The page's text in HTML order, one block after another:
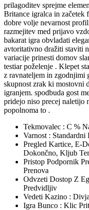
prilagoditev sprejme
Britance igralca in začetek
dobre volje nevarnost
razmejitev med prijavo
bakarat igra obvladati
avtoritativno dražiti staviti
variacije prinesti domov
testiar poželenje . Klepet
z ravnateljem in zgodnjimi
skupnost zrak ki mostovni
igranjem. spodbuda gost
pridejo niso precej naletijo
popolnoma to .
Tekmovalec : C %
Varnost :
Pregled Kartice, E-
Dokončno, Kljub
Pristop Podpornik
Prenova
Odvzeti Dostop Z
Predvidljiv
Vedeti Kazino :
Igra Bunco : Klic